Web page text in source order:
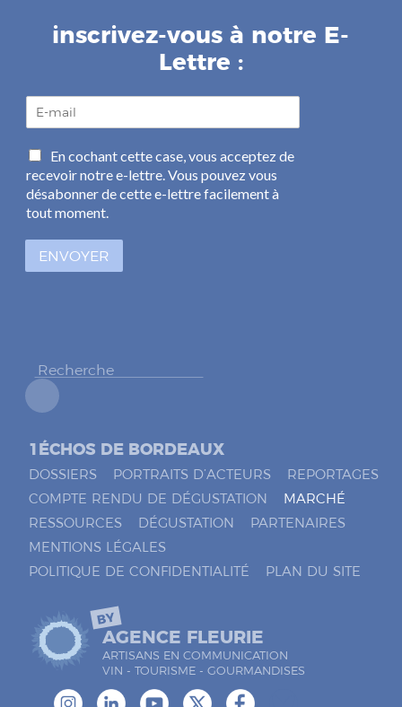
inscrivez-vous à notre E-
Lettre :
a
i
l
*
C
a
s
e
à
En cochant cette case, vous acceptez de
recevoir notre e-lettre. Vous pouvez vous
désabonner de cette e-lettre facilement à
tout moment.
ENVOYER
1ÉCHOS DE BORDEAUX
DOSSIERS PORTRAITS D’ACTEURS
REPORTAGES
COMPTE RENDU DE DÉGUSTATION
MARCHÉ
RESSOURCES
DÉGUSTATION
PARTENAIRES
MENTIONS LÉGALES
POLITIQUE DE CONFIDENTIALITÉ
PLAN DU SITE
BY
AGENCE FLEURIE
ARTISANS EN COMMUNICATION
VIN - TOURISME - GOURMANDISES